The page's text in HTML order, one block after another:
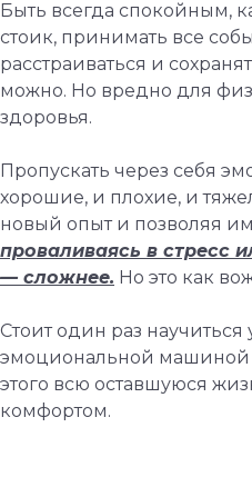
Быть всегда спокойным,
стоик, принимать все
расстраиваться и
можно. Но вредно для
здоровья.
Пропускать через себя
хорошие, и плохие, и
новый опыт и позволяя
проваливаясь в стресс
— сложнее. Но это как
Стоит один раз научиться
эмоциональной машиной
этого всю оставшуюся
комфортом.